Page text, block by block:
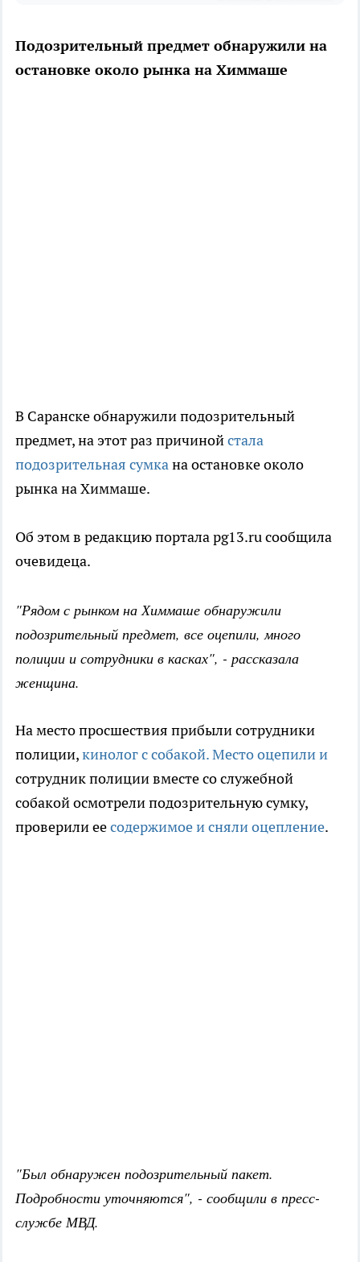
Подозрительный предмет обнаружили на
остановке около рынка на Химмаше
В Саранске обнаружили подозрительный
предмет, на этот раз причинойстала
подозрительная сумкана остановке около
рынка на Химмаше.
Об этом в редакцию портала pg13.ru сообщила
очевидеца.
"Рядом с рынком на Химмаше обнаружили
подозрительный предмет, все оцепили, много
полиции и сотрудники в касках", - рассказала
женщина.
На место просшествия прибыли сотрудники
полиции,кинолог с собакой. Место оцепили и
сотрудник полиции вместе со служебной
собакой осмотрели подозрительную сумку,
проверили еесодержимое и сняли оцепление.
"Был обнаружен подозрительный пакет.
Подробности уточняются", - сообщили в пресс-
службе МВД.